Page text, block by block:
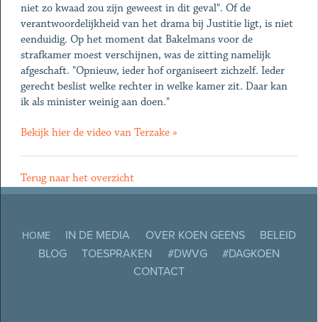
niet zo kwaad zou zijn geweest in dit geval". Of de
verantwoordelijkheid van het drama bij Justitie ligt, is niet
eenduidig. Op het moment dat Bakelmans voor de
strafkamer moest verschijnen, was de zitting namelijk
afgeschaft. "Opnieuw, ieder hof organiseert zichzelf. Ieder
gerecht beslist welke rechter in welke kamer zit. Daar kan
ik als minister weinig aan doen."
Bekijk hier de video van Terzake »
Terug naar het overzicht
HOME IN DE MEDIA OVER KOEN GEENS
BELEID
BLOG
TOESPRAKEN #DWVG
#DAGKOEN
CONTACT